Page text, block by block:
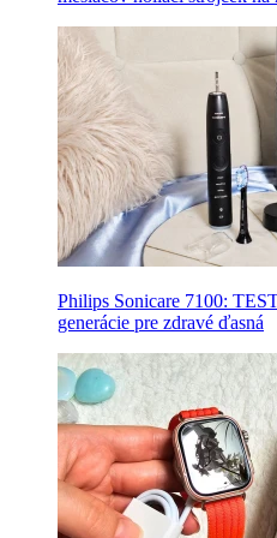
Philips Sonicare 7100:
generácie pre zdravé ďasná